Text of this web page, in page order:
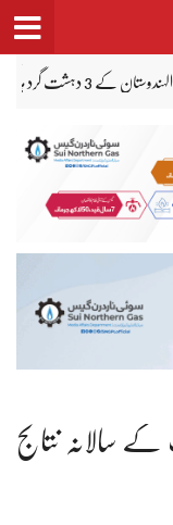
فیصلے کے باعث خارج کی گئی:
کے سالانہ نتائج